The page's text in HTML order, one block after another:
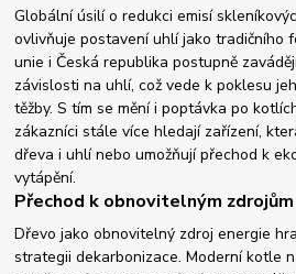
Globální úsilí o redukci emisí
ovlivňuje postavení uhlí jako tradičního
unie i Česká republika postupně
závislosti na uhlí, což vede k poklesu
těžby. S tím se mění i poptávka po
zákazníci stále více hledají zařízení,
dřeva i uhlí nebo umožňují přechod k
vytápění.
Přechod k obnovitelným
Dřevo jako obnovitelný zdroj energie
strategii dekarbonizace. Moderní kotle